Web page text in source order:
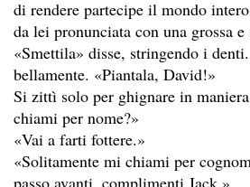
di rendere partecipe il mondo
da lei pronunciata con una grossa e
«Smettila» disse, stringendo i
bellamente. «Piantala, David!»
Si zittì solo per ghignare in
chiami per nome?»
«Vai a farti fottere.»
«Solitamente mi chiami per
passo avanti, complimenti Jack.»